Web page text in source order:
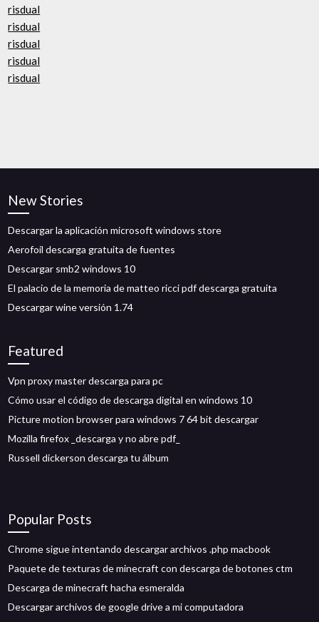
risdual
risdual
risdual
risdual
risdual
New Stories
Descargar la aplicación microsoft windows store
Aerofoil descarga gratuita de fuentes
Descargar smb2 windows 10
El palacio de la memoria de matteo ricci pdf descarga gratuita
Descargar wine versión 1.74
Featured
Vpn proxy master descarga para pc
Cómo usar el código de descarga digital en windows 10
Picture motion browser para windows 7 64 bit descargar
Mozilla firefox _descarga y no abre pdf_
Russell dickerson descarga tu álbum
Popular Posts
Chrome sigue intentando descargar archivos .php macbook
Paquete de texturas de minecraft con descarga de botones ctm
Descarga de minecraft hacha esmeralda
Descargar archivos de google drive a mi computadora